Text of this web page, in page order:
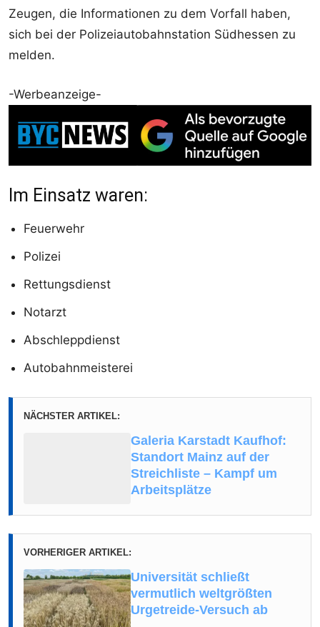
Zeugen, die Informationen zu dem Vorfall haben,
sich bei der Polizeiautobahnstation Südhessen zu
melden.
-Werbeanzeige-
Im Einsatz waren:
Feuerwehr
Polizei
Rettungsdienst
Notarzt
Abschleppdienst
Autobahnmeisterei
NÄCHSTER ARTIKEL:
Galeria Karstadt Kaufhof:
Standort Mainz auf der
Streichliste – Kampf um
Arbeitsplätze
VORHERIGER ARTIKEL:
Universität schließt
vermutlich weltgrößten
Urgetreide-Versuch ab